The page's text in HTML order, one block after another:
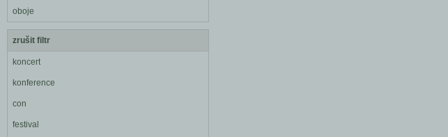
oboje
zrušit filtr
koncert
konference
con
festival